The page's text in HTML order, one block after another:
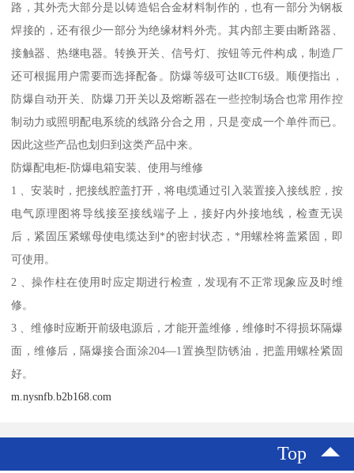
路，其外壳大部分是以铸造铝合金材料制作的，也有一部分为钢板
焊接的，还有很少一部分为绝缘材料外壳。其内部主要由断路器、
接触器、热继电器。转换开关、信号灯、按钮等元件构成，制造厂
还可根掘用户需要而选择配备。防爆等级可达ⅡCT6级。顺便指出，
防爆自动开关、防爆刀开关以及熔断器在一些控制场合也常用作控
制动力或照明配电系统的线路分合之用，只是变成一个单件而已。
因此这些产品也划归到这类产品中来。
防爆配电柜-防爆电箱安装、使用与维修
1 、安装时，把接线腔盖打开，将电缆通过引入装置接入接线腔，按
电气原理图将导线接至接线端子上，接好内外接地线，检查无误
后，紧固压紧螺母使电缆达到*的密封状态，*用螺栓将盖紧固，即
可使用。
2 、操作柱在使用时应定期进行检查，发现有不正常现象应及时维
修。
3 、维修时应断开前级电源后，才能开盖维修，维修时不得损坏隔爆
面，维修后，隔爆接合面涂204—1置换型防锈油，把盖用螺栓紧固
好。
m.nysnfb.b2b168.com
Top